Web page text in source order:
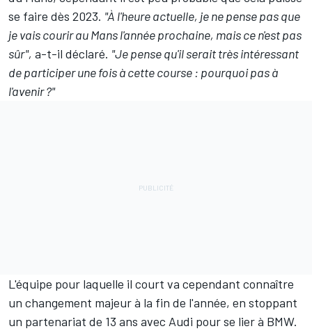
se faire dès 2023. "À l'heure actuelle, je ne pense pas que
je vais courir au Mans l'année prochaine, mais ce n'est pas
sûr", a-t-il déclaré. "Je pense qu'il serait très intéressant
de participer une fois à cette course : pourquoi pas à
l'avenir ?"
L'équipe pour laquelle il court va cependant connaître
un changement majeur à la fin de l'année, en stoppant
un partenariat de 13 ans avec Audi pour se lier à BMW.